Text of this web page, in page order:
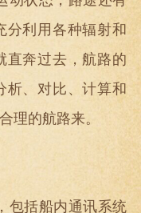
分利用各种辐射和
直奔过去，航路的
析、对比、计算和
理的航路来。
包括船内通讯系统